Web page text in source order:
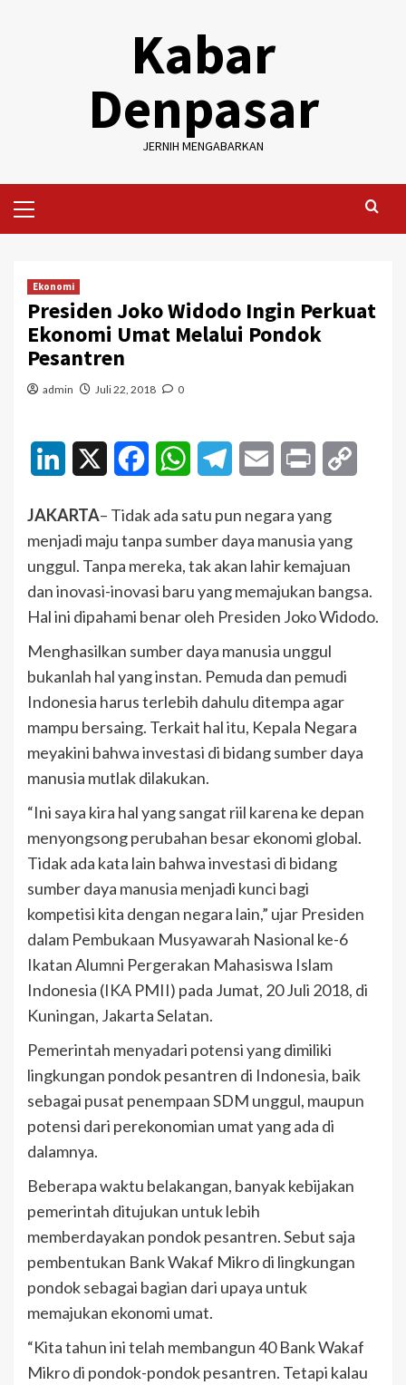
Kabar
Denpasar
JERNIH MENGABARKAN
Menu
Ekonomi
Presiden Joko Widodo Ingin Perkuat
Ekonomi Umat Melalui Pondok
Pesantren
admin Juli 22, 2018 0
LinkedIn FacebookWhatsAppTelegramEmail Print
JAKARTA– Tidak ada satu pun negara yang
menjadi maju tanpa sumber daya manusia yang
unggul. Tanpa mereka, tak akan lahir kemajuan
dan inovasi-inovasi baru yang memajukan bangsa.
Hal ini dipahami benar oleh Presiden Joko Widodo.
Menghasilkan sumber daya manusia unggul
bukanlah hal yang instan. Pemuda dan pemudi
Indonesia harus terlebih dahulu ditempa agar
mampu bersaing. Terkait hal itu, Kepala Negara
meyakini bahwa investasi di bidang sumber daya
manusia mutlak dilakukan.
“Ini saya kira hal yang sangat riil karena ke depan
menyongsong perubahan besar ekonomi global.
Tidak ada kata lain bahwa investasi di bidang
sumber daya manusia menjadi kunci bagi
kompetisi kita dengan negara lain,” ujar Presiden
dalam Pembukaan Musyawarah Nasional ke-6
Ikatan Alumni Pergerakan Mahasiswa Islam
Indonesia (IKA PMII) pada Jumat, 20 Juli 2018, di
Kuningan, Jakarta Selatan.
Pemerintah menyadari potensi yang dimiliki
lingkungan pondok pesantren di Indonesia, baik
sebagai pusat penempaan SDM unggul, maupun
potensi dari perekonomian umat yang ada di
dalamnya.
Beberapa waktu belakangan, banyak kebijakan
pemerintah ditujukan untuk lebih
memberdayakan pondok pesantren. Sebut saja
pembentukan Bank Wakaf Mikro di lingkungan
pondok sebagai bagian dari upaya untuk
memajukan ekonomi umat.
“Kita tahun ini telah membangun 40 Bank Wakaf
Mikro di pondok-pondok pesantren. Tetapi kalau